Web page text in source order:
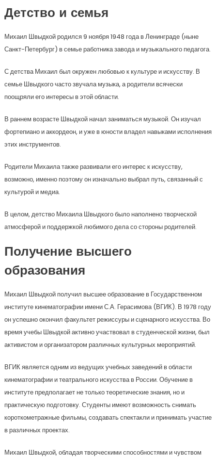
Детство и семья
Михаил Швыдкой родился 9 ноября 1948 года в Ленинграде (ныне
Санкт-Петербург) в семье работника завода и музыкального педагога.
С детства Михаил был окружен любовью к культуре и искусству. В
семье Швыдкого часто звучала музыка, а родители всячески
поощряли его интересы в этой области.
В раннем возрасте Швыдкой начал заниматься музыкой. Он изучал
фортепиано и аккордеон, и уже в юности владел навыками исполнения
этих инструментов.
Родители Михаила также развивали его интерес к искусству,
возможно, именно поэтому он изначально выбрал путь, связанный с
культурой и медиа.
В целом, детство Михаила Швыдкого было наполнено творческой
атмосферой и поддержкой любимого дела со стороны родителей.
Получение высшего
образования
Михаил Швыдкой получил высшее образование в Государственном
институте кинематографии имени С.А. Герасимова (ВГИК). В 1978 году
он успешно окончил факультет режиссуры и сценарного искусства. Во
время учебы Швыдкой активно участвовал в студенческой жизни, был
активистом и организатором различных культурных мероприятий.
ВГИК является одним из ведущих учебных заведений в области
кинематографии и театрального искусства в России. Обучение в
институте предполагает не только теоретические знания, но и
практическую подготовку. Студенты имеют возможность снимать
короткометражные фильмы, создавать спектакли и принимать участие
в различных проектах.
Михаил Швыдкой, обладая творческими способностями и чувством